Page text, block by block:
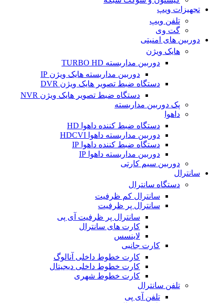
تجهیزات ویپ
تلفن ویپ
گت وی
دوربین های امنیتی
هایک ویژن
دوربین مداربسته TURBO HD
دوربین مداربسته هایک ویژن IP
دستگاه ضبط تصویر هایک ویژن DVR
دستگاه ضبط تصویر هایک ویژن NVR
پک دوربین مداربسته
داهوا
دستگاه ضبط کننده داهوا HD
دوربین مداربسته داهوا HDCVI
دستگاه ضبط کننده داهوا IP
دوربین مداربسته داهوا IP
دوربین سیم کارتی
سانترال
دستگاه سانترال
سانترال کم ظرفیت
سانترال پر ظرفیت
سانترال پر ظرفیت آی پی
کارت های سانترال
لاینسس
کارت جانبی
کارت خطوط داخلی آنالوگ
کارت خطوط داخلی دیجیتال
کارت خطوط شهری
تلفن سانترال
تلفن آی پی